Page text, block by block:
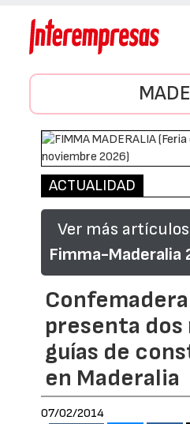
ACTUALIDAD
Ver más
Fimma-Maderalia
presenta dos
guías de
en Maderalia
07/02/2014